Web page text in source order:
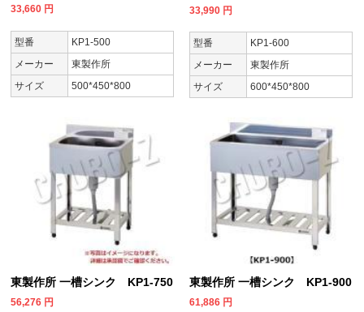
33,660 円
型番
KP1-500
メーカー
東製作所
サイズ
500*450*800
33,990 円
型番
KP1-600
メーカー
東製作所
サイズ
600*450*800
東製作所 一槽シンク KP1-750
56,276 円
東製作所 一槽シンク KP1-900
61,886 円